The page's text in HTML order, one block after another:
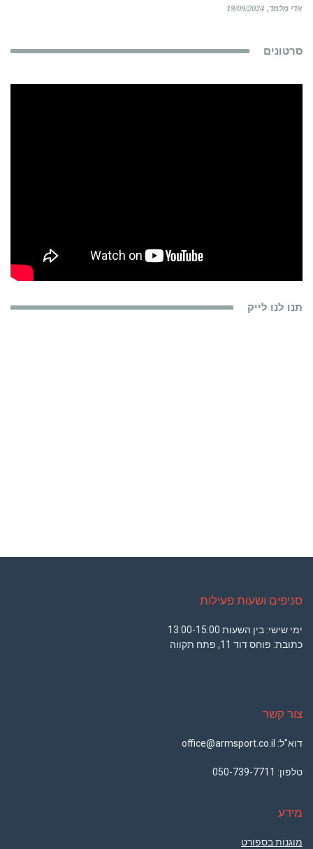
אדי מלמד 19/09/2024
סרטונים
תנו לנו לייק
סניפים ושעות פעילות
ימי שישי: בין השעות 13:00-15:00
כתובת: פוחס דוד 11, פתח תקווה
צור קשר
דוא"ל: office@armsport.co.il
טלפון: 050-739-7711
מידע
מוגנות בספורט